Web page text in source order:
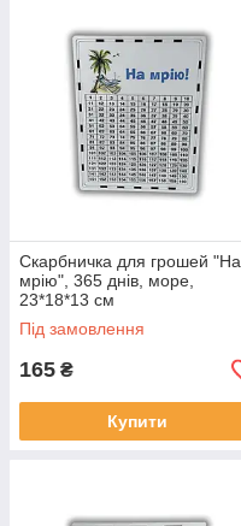
Скарбничка для грошей "На
мрію", 365 днів, море,
23*18*13 см
Під замовлення
165 ₴
Купити